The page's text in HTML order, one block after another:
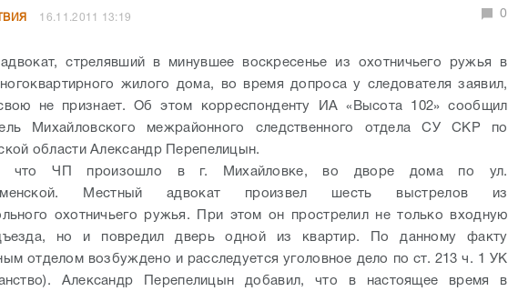
16.11.2011 13:19 0
адвокат, стрелявший в минувшее воскресенье из охотничьего ружья в
жилого дома, во время допроса у следователя заявил,
не признает. Об этом корреспонденту ИА «Высота 102» сообщил
Михайловского межрайонного следственного отдела СУ СКР по
области Александр Перепелицын.
что ЧП произошло в г. Михайловке, во дворе дома по ул.
Местный адвокат произвел шесть выстрелов из
охотничьего ружья. При этом он прострелил не только входную
но и повредил дверь одной из квартир. По данному факту
отделом возбуждено и расследуется уголовное дело по ст. 213 ч. 1 УК
Александр Перепелицын добавил, что в настоящее время в